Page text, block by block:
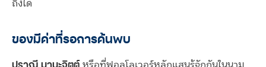
ถึงได้
ของมีค่าที่รอการค้นพบ
หรือที่ฟอลโลเวอร์หลักแสนรู้จักกันในนาม